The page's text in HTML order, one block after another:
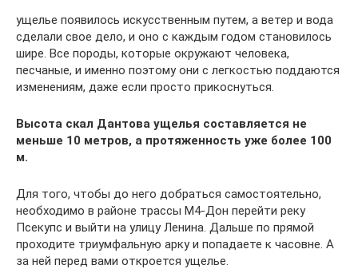
ущелье появилось искусственным путем, а ветер и вода
сделали свое дело, и оно с каждым годом становилось
шире. Все породы, которые окружают человека,
песчаные, и именно поэтому они с легкостью поддаются
изменениям, даже если просто прикоснуться.
Высота скал Дантова ущелья составляется не
меньше 10 метров, а протяженность уже более 100
м.
Для того, чтобы до него добраться самостоятельно,
необходимо в районе трассы М4-Дон перейти реку
Псекупс и выйти на улицу Ленина. Дальше по прямой
проходите триумфальную арку и попадаете к часовне. А
за ней перед вами откроется ущелье.